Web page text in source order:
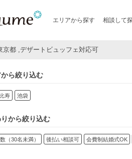
エリアから探す 相談して
都 ,デザートビュッフェ対応可
ら絞り込む
寿 池袋
から絞り込む
（30名未満） 後払い相談可 会費制結婚式OK